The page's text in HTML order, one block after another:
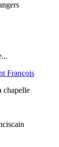
François
chapelle